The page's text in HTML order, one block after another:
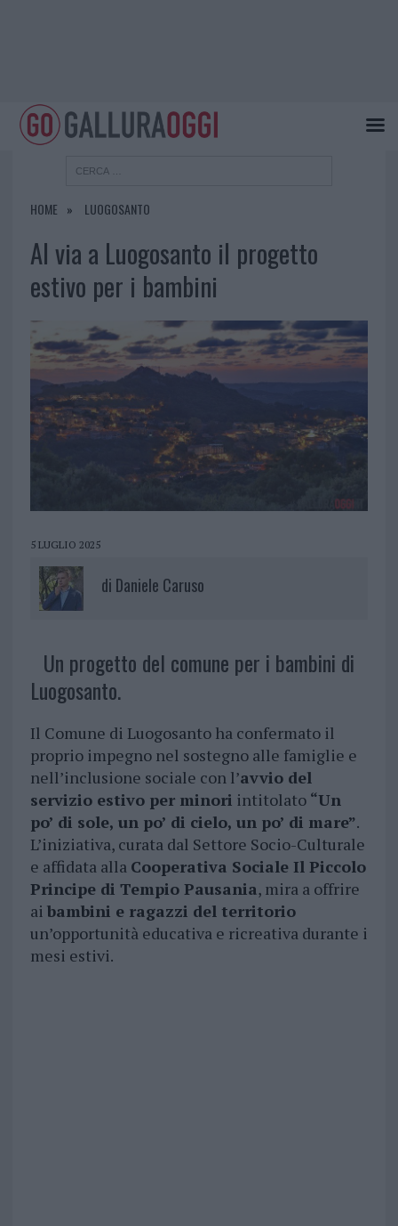
HOME LUOGOSANTO
Al via a Luogosanto il progetto
estivo per i bambini
5 LUGLIO 2025
di Daniele Caruso
Un progetto del comune per i bambini di
Luogosanto.
Il Comune di Luogosanto ha confermato il
proprio impegno nel sostegno alle famiglie e
nell’inclusione sociale con l’avvio del
servizio estivo per minori intitolato “Un
po’ di sole, un po’ di cielo, un po’ di mare”.
L’iniziativa, curata dal Settore Socio-Culturale
e affidata alla Cooperativa Sociale Il Piccolo
Principe di Tempio Pausania, mira a offrire
ai bambini e ragazzi del territorio
un’opportunità educativa e ricreativa durante i
mesi estivi.